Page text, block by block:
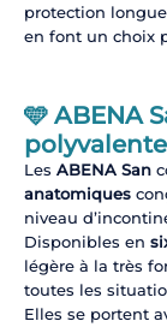
protection
en font un choix
🩵 ABENA
polyvalente
Les ABENA San
anatomiques
niveau
Disponibles en
légère à la très
toutes les
Elles se portent